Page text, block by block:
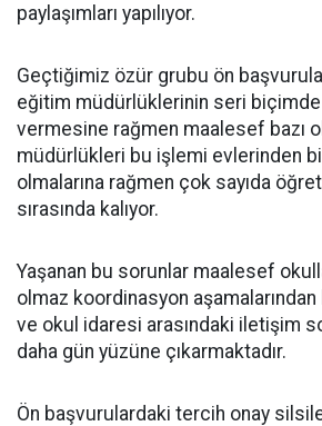
paylaşımları yapılıyor.
Geçtiğimiz özür grubu ön
eğitim müdürlüklerinin seri
vermesine rağmen maalesef bazı
müdürlükleri bu işlemi evlerinden
olmalarına rağmen çok sayıda
sırasında kalıyor.
Yaşanan bu sorunlar maalesef
olmaz koordinasyon
ve okul idaresi arasındaki iletişim
daha gün yüzüne çıkarmaktadır.
Ön başvurulardaki tercih onay